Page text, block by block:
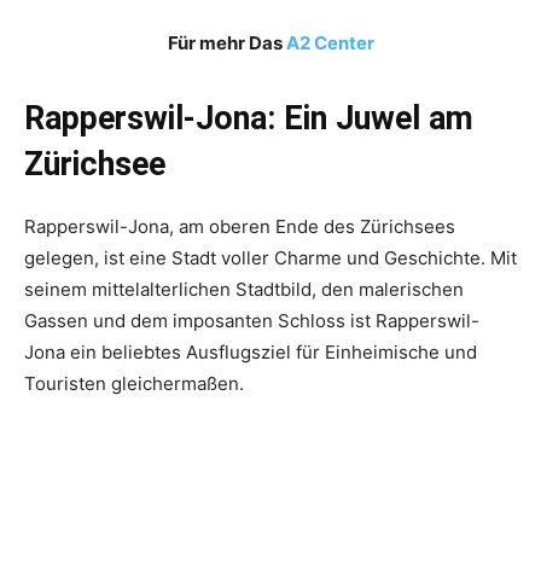
Für mehr DasA2 Center
Rapperswil-Jona: Ein Juwel am
Zürichsee
Rapperswil-Jona, am oberen Ende des Zürichsees
gelegen, ist eine Stadt voller Charme und Geschichte. Mit
seinem mittelalterlichen Stadtbild, den malerischen
Gassen und dem imposanten Schloss ist Rapperswil-
Jona ein beliebtes Ausflugsziel für Einheimische und
Touristen gleichermaßen.